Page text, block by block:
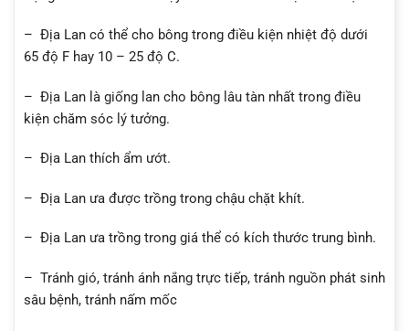
– Địa Lan có thể cho bông trong điều kiện nhiệt độ dưới
65 độ F hay 10 – 25 độ C.
– Địa Lan là giống lan cho bông lâu tàn nhất trong điều
kiện chăm sóc lý tưởng.
– Địa Lan thích ẩm ướt.
– Địa Lan ưa được trồng trong chậu chặt khít.
– Địa Lan ưa trồng trong giá thể có kích thước trung bình.
– Tránh gió, tránh ánh nắng trực tiếp, tránh nguồn phát sinh
sâu bệnh, tránh nấm mốc